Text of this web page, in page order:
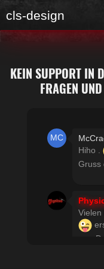
cls-design
KEIN SUPPORT IN
FRAGEN
Hiho .
Gruss
Vielen
usw